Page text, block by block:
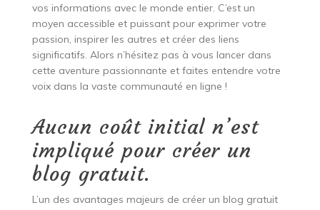
vos informations avec le monde entier. C’est un
moyen accessible et puissant pour exprimer votre
passion, inspirer les autres et créer des liens
significatifs. Alors n’hésitez pas à vous lancer dans
cette aventure passionnante et faites entendre votre
voix dans la vaste communauté en ligne !
Aucun coût initial n’est
impliqué pour créer un
blog gratuit.
L’un des avantages majeurs de créer un blog gratuit